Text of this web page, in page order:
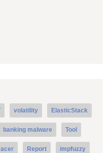
volatility ElasticStack
banking malware Tool
Report impfuzzy